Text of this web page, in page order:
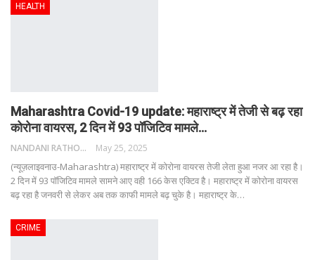
HEALTH
Maharashtra Covid-19 update: महाराष्ट्र में तेजी से बढ़ रहा
कोरोना वायरस, 2 दिन में 93 पॉजिटिव मामले…
NANDANI RATHORE May 25, 2025
(न्यूज़लाइवनाउ-Maharashtra) महाराष्ट्र में कोरोना वायरस तेजी लेता हुआ नजर आ रहा है।
2 दिन में 93 पॉजिटिव मामले सामने आए वही 166 केस एक्टिव है। महाराष्ट्र में कोरोना वायरस
बढ़ रहा है जनवरी से लेकर अब तक काफी मामले बढ़ चुके है। महाराष्ट्र के…
CRIME